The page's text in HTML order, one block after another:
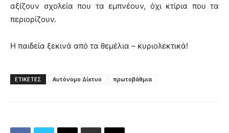
αξίζουν σχολεία που τα εμπνέουν, όχι κτίρια που τα
περιορίζουν.
Η παιδεία ξεκινά από τα θεμέλια – κυριολεκτικά!
ΕΤΙΚΕΤΕΣ Αυτόνομο Δίκτυο πρωτοβάθμια